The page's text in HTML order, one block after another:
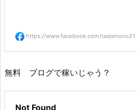
https://www.facebook.com/tadamono21
無料 ブログで稼いじゃう？
Not Found